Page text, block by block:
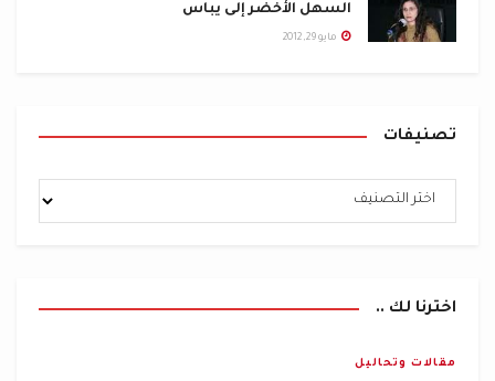
السهل الأخضر إلى يباس
مايو 29, 2012
تصنيفات
اخترنا لك ..
مقالات وتحاليل